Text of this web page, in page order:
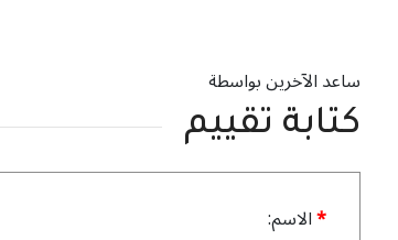
ساعد الآخرين بواسطة
كتابة تقييم
الاسم: